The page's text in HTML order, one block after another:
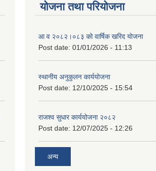
योजना तथा परियोजना
आ व २०८२।०८३ को वार्षिक खरिद योजना
Post date: 01/01/2026 - 11:13
स्थानीय अनुकुलन कार्ययोजना
Post date: 12/10/2025 - 15:54
राजश्व सुधार कार्ययोजना २०८२
Post date: 12/07/2025 - 12:26
अन्य